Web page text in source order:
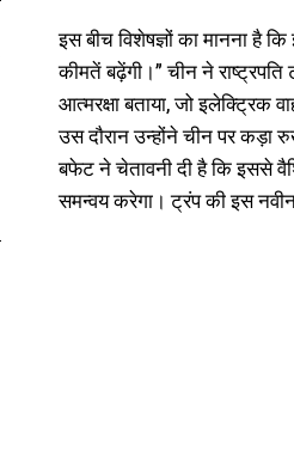
इस बीच विशेषज्ञों का मानना है
कीमतें बढ़ेंगी।” चीन ने
आत्मरक्षा बताया, जो
उस दाैरान उन्होंने चीन पर कड़ा
बफेट ने चेतावनी दी है कि इससे
समन्वय करेगा। ट्रंप की इस